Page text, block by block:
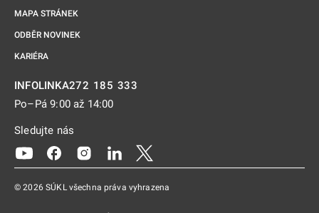
MAPA STRÁNEK
ODBĚR NOVINEK
KARIÉRA
INFOLINKA272 185 333
Po–Pá 9:00 až 14:00
Sledujte nás
Odkaz se otevře na nové kartě
Odkaz se otevře na nové kartě
Odkaz se otevře na nové kartě
Odkaz se otevře na nové kartě
© 2026 SÚKL všechna práva vyhrazena